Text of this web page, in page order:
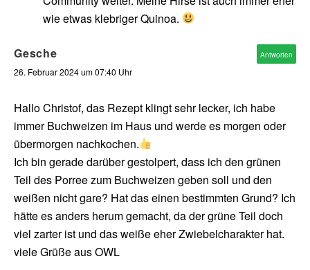
wie etwas klebriger Quinoa.
Gesche
26. Februar 2024 um 07:40 Uhr
Hallo Christof, das Rezept klingt sehr lecker, ich habe
immer Buchweizen im Haus und werde es morgen oder
übermorgen nachkochen.
Ich bin gerade darüber gestolpert, dass ich den grünen
Teil des Porree zum Buchweizen geben soll und den
weißen nicht gare? Hat das einen bestimmten Grund? Ich
hätte es anders herum gemacht, da der grüne Teil doch
viel zarter ist und das weiße eher Zwiebelcharakter hat.
viele Grüße aus OWL
Antworten